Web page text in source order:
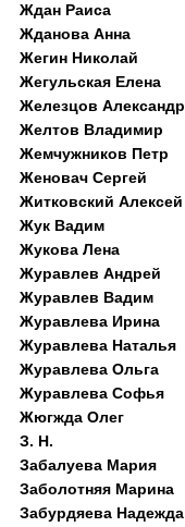
Ждан Раиса
Жданова Анна
Жегин Николай
Жегульская Елена
Железцов Александр
Желтов Владимир
Жемчужников Петр
Женовач Сергей
Житковский Алексей
Жук Вадим
Жукова Лена
Журавлев Андрей
Журавлев Вадим
Журавлева Ирина
Журавлева Наталья
Журавлева Ольга
Журавлева Софья
Жюгжда Олег
З. Н.
Забалуева Мария
Заболотняя Марина
Забурдяева Надежда